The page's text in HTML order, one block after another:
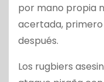
por mano propia
acertada,
después.
Los rugbiers